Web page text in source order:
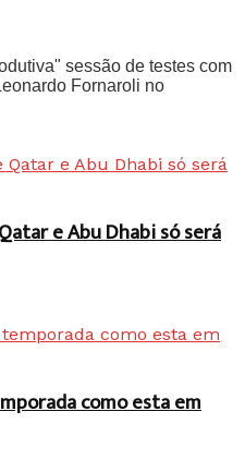
sessão de testes com
Fornaroli no
e Abu Dhabi só será
como esta em